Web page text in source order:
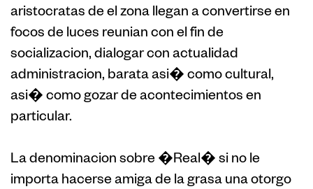
aristocratas de el zona llegan a convertirse en
focos de luces reunian con el fin de
socializacion, dialogar con actualidad
administracion, barata asi� como cultural,
asi� como gozar de acontecimientos en
particular.
La denominacion sobre �Real� si no le
importa hacerse amiga de la grasa una otorgo